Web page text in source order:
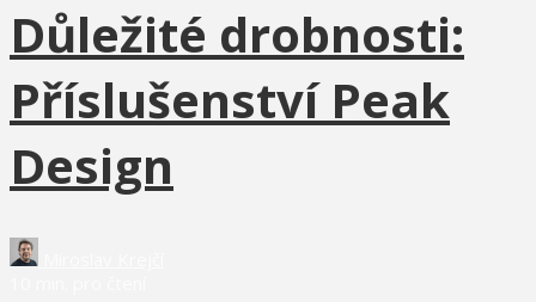
Důležité drobnosti:
Příslušenství Peak
Design